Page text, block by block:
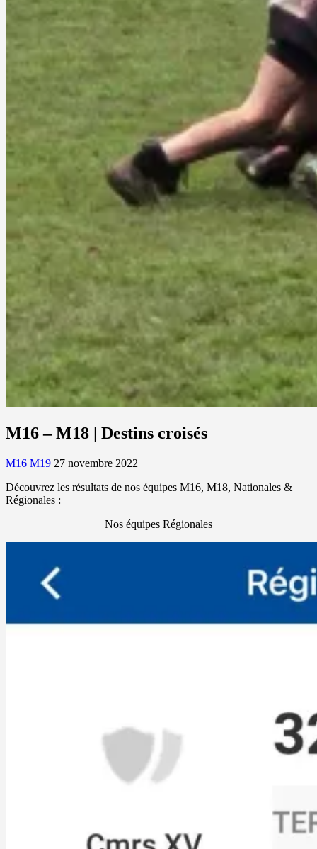
M16 – M18 | Destins croisés
M16 M19 27 novembre 2022
Découvrez les résultats de nos équipes M16, M18, Nationales &
Régionales :
Nos équipes Régionales